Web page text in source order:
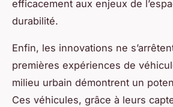
efficacement aux enjeux de
durabilité.
Enfin, les innovations ne
premières expériences de
milieu urbain démontrent un
Ces véhicules, grâce à leurs